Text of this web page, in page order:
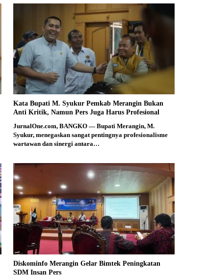
Kata Bupati M. Syukur Pemkab Merangin Bukan
Anti Kritik, Namun Pers Juga Harus Profesional
JurnalOne.com, BANGKO — Bupati Merangin, M.
Syukur, menegaskan sangat pentingnya profesionalisme
wartawan dan sinergi antara…
Diskominfo Merangin Gelar Bimtek Peningkatan
SDM Insan Pers